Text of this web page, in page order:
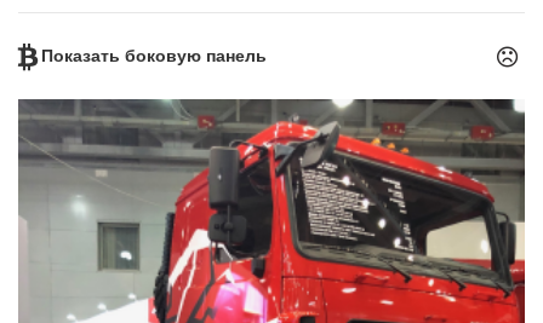
Показать боковую панель